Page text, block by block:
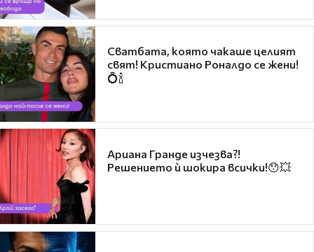
Сватбата, която чакаше целият
свят! Кристиано Роналдо се жени!
💍🍾
Ариана Гранде изчезва?!
Решението ѝ шокира всички!😯💥